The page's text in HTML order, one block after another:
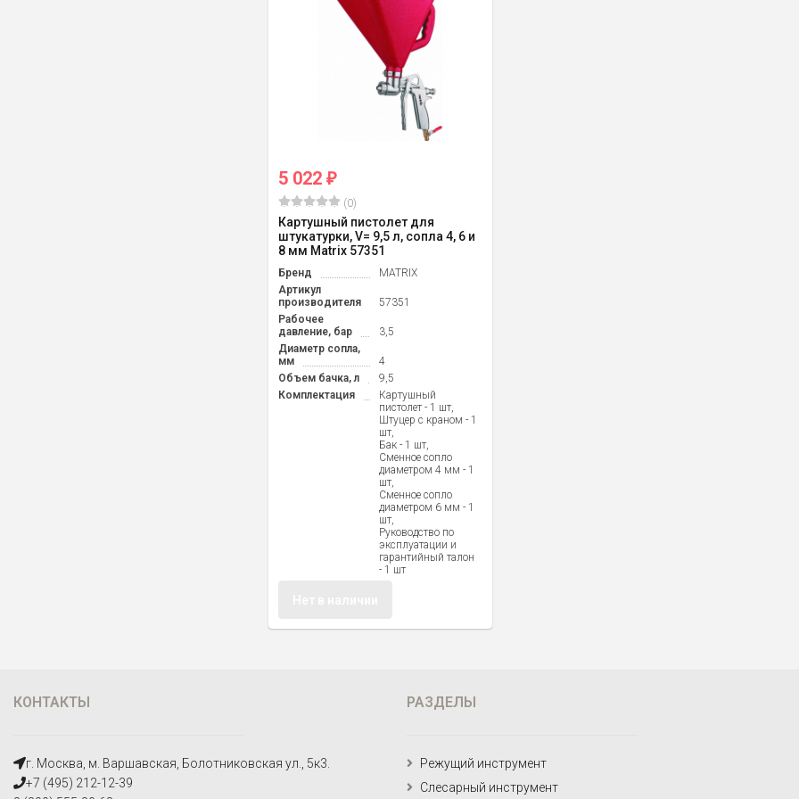
5 022₽
(0)
Картушный пистолет для
штукатурки, V= 9,5 л, сопла 4, 6 и
8 мм Matrix 57351
Бренд
MATRIX
Артикул
производителя
57351
Рабочее
давление, бар
3,5
Диаметр сопла,
мм
4
Объем бачка, л
9,5
Комплектация
Картушный
пистолет - 1 шт,
Штуцер с краном - 1
шт,
Бак - 1 шт,
Сменное сопло
диаметром 4 мм - 1
шт,
Сменное сопло
диаметром 6 мм - 1
шт,
Руководство по
эксплуатации и
гарантийный талон
- 1 шт
КОНТАКТЫ
г. Москва, м. Варшавская, Болотниковская ул., 5к3.
+7 (495) 212-12-39
РАЗДЕЛЫ
Режущий инструмент
Слесарный инструмент